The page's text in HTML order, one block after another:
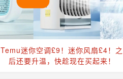
Temu迷你空调£9！迷你风扇£4！之
后还要升温，快趁现在买起来！